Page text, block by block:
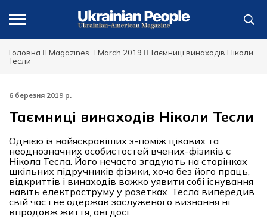
Головна Magazines March 2019
Таємниці винаходів Ніколи
Тесли
6 березня 2019 р.
Таємниці винаходів Ніколи Тесли
Однією із найяскравіших з-поміж цікавих та
неоднозначних особистостей вчених-фізиків є
Нікола Тесла. Його нечасто згадують на сторінках
шкільних підручників фізики, хоча без його праць,
відкриттів і винаходів важко уявити собі існування
навіть електроструму у розетках. Тесла випередив
свій час і не одержав заслуженого визнання ні
впродовж життя, ані досі.